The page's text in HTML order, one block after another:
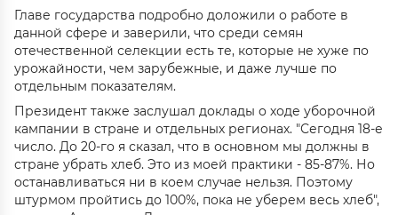
Главе государства подробно доложили о работе в
данной сфере и заверили, что среди семян
отечественной селекции есть те, которые не хуже по
урожайности, чем зарубежные, и даже лучше по
отдельным показателям.
Президент также заслушал доклады о ходе уборочной
кампании в стране и отдельных регионах. "Сегодня 18-е
число. До 20-го я сказал, что в основном мы должны в
стране убрать хлеб. Это из моей практики - 85-87%. Но
останавливаться ни в коем случае нельзя. Поэтому
штурмом пройтись до 100%, пока не уберем весь хлеб",